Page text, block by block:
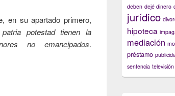
en su apartado primero,
potestad tienen la
no emancipados.
grave de las obligaciones
deben dejé dinero
jurídico
hipoteca
mediación
préstamo
sentencia televisión